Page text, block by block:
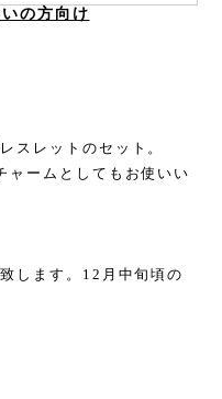
の方向け
スレットのセット。
ャームとしてもお使いい
します。12月中旬頃の